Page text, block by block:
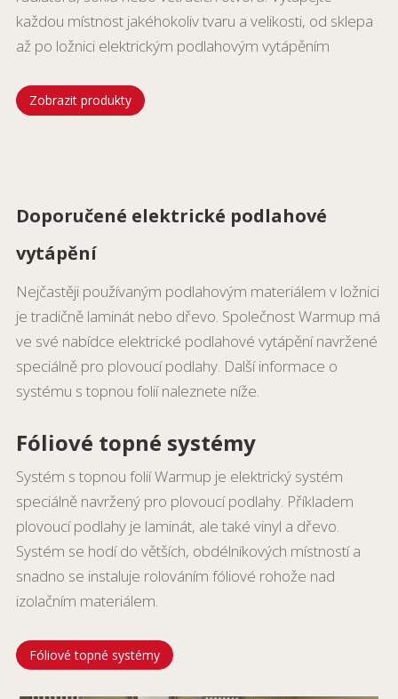
každou místnost jakéhokoliv tvaru a velikosti, od sklepa
až po ložnici elektrickým podlahovým vytápěním
Zobrazit produkty
Doporučené elektrické podlahové
vytápění
Nejčastěji používaným podlahovým materiálem v ložnici
je tradičně laminát nebo dřevo. Společnost Warmup má
ve své nabídce elektrické podlahové vytápění navržené
speciálně pro plovoucí podlahy. Další informace o
systému s topnou folií naleznete níže.
Fóliové topné systémy
Systém s topnou folií Warmup je elektrický systém
speciálně navržený pro plovoucí podlahy. Příkladem
plovoucí podlahy je laminát, ale také vinyl a dřevo.
Systém se hodí do větších, obdélníkových místností a
snadno se instaluje rolováním fóliové rohože nad
izolačním materiálem.
Fóliové topné systémy